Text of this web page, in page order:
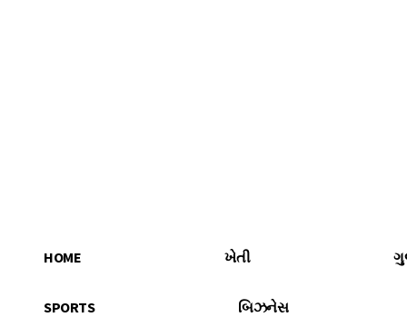
HOME ખેતી
SPORTS બિઝનેસ